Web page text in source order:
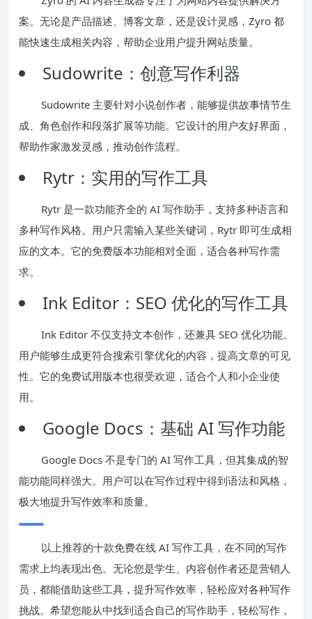
案。无论是产品描述、博客文章，还是设计灵感，Zyro 都
能快速生成相关内容，帮助企业用户提升网站质量。
Sudowrite：创意写作利器
Sudowrite 主要针对小说创作者，能够提供故事情节生
成、角色创作和段落扩展等功能。它设计的用户友好界面，
帮助作家激发灵感，推动创作流程。
Rytr：实用的写作工具
Rytr 是一款功能齐全的 AI 写作助手，支持多种语言和
多种写作风格。用户只需输入某些关键词，Rytr 即可生成相
应的文本。它的免费版本功能相对全面，适合各种写作需
求。
Ink Editor：SEO 优化的写作工具
Ink Editor 不仅支持文本创作，还兼具 SEO 优化功能。
用户能够生成更符合搜索引擎优化的内容，提高文章的可见
性。它的免费试用版本也很受欢迎，适合个人和小企业使
用。
Google Docs：基础 AI 写作功能
Google Docs 不是专门的 AI 写作工具，但其集成的智
能功能同样强大。用户可以在写作过程中得到语法和风格，
极大地提升写作效率和质量。
以上推荐的十款免费在线 AI 写作工具，在不同的写作
需求上均表现出色。无论您是学生、内容创作者还是营销人
员，都能借助这些工具，提升写作效率，轻松应对各种写作
挑战。希望您能从中找到适合自己的写作助手，轻松写作，